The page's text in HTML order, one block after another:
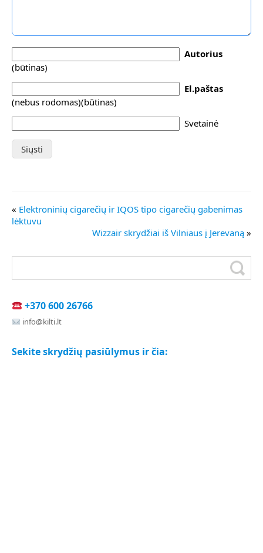
Autorius
(būtinas)
El.paštas
(nebus rodomas)(būtinas)
Svetainė
« Elektroninių cigarečių ir IQOS tipo cigarečių gabenimas
lėktuvu
Wizzair skrydžiai iš Vilniaus į Jerevaną »
+370 600 26766
info@kilti.lt
Sekite skrydžių pasiūlymus ir čia: